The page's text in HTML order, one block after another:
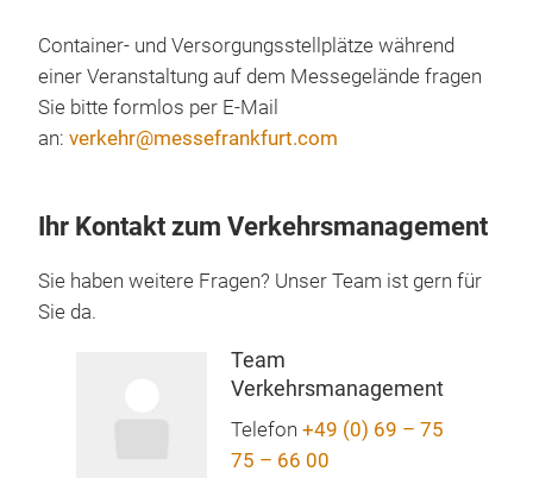
Container- und Versorgungsstellplätze während
einer Veranstaltung auf dem Messegelände fragen
Sie bitte formlos per E-Mail
an: verkehr@messefrankfurt.com
Ihr Kontakt zum Verkehrsmanagement
Sie haben weitere Fragen? Unser Team ist gern für
Sie da.
Team
Verkehrsmanagement
Telefon +49 (0) 69 – 75
75 – 66 00